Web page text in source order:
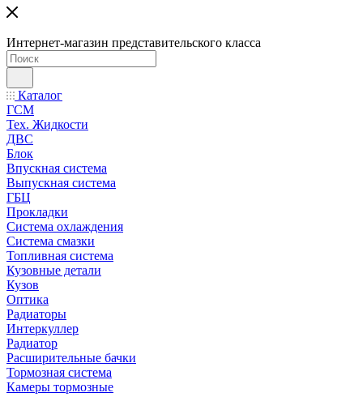
Интернет-магазин представительского класса
Каталог
ГСМ
Тех. Жидкости
ДВС
Блок
Впускная система
Выпускная система
ГБЦ
Прокладки
Система охлаждения
Система смазки
Топливная система
Кузовные детали
Кузов
Оптика
Радиаторы
Интеркуллер
Радиатор
Расширительные бачки
Тормозная система
Камеры тормозные